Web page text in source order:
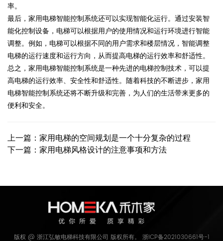
率。
最后，家用电梯智能控制系统还可以实现智能化运行。通过安装智
能化控制设备，电梯可以根据用户的使用情况和运行环境进行智能
调整。例如，电梯可以根据不同的用户需求和楼层情况，智能调整
电梯的运行速度和运行方向，从而提高电梯的运行效率和舒适性。
总之，家用电梯智能控制系统是一种先进的电梯控制技术，可以提
高电梯的运行效率、安全性和舒适性。随着科技的不断进步，家用
电梯智能控制系统还将不断升级和完善，为人们的生活带来更多的
便利和安全。
上一篇：家用电梯的空间规划是一个十分复杂的过程
下一篇：家用电梯风格设计的注意事项和方法
版权 @ 浙江弘敏电梯科技有限公司 版权所有。 浙ICP备2021030661号-1